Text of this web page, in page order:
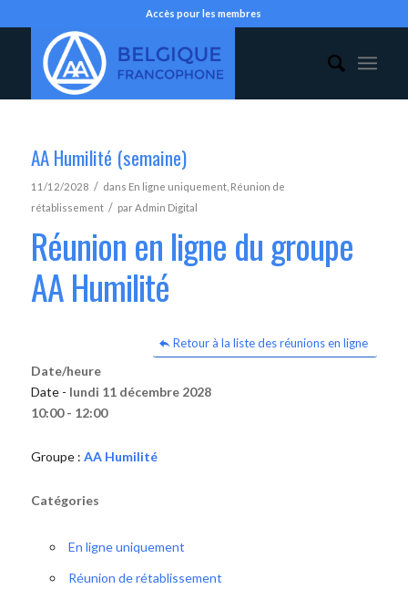
Accès pour les membres
AA Humilité (semaine)
11/12/2028 / dans En ligne uniquement, Réunion de
rétablissement / parAdmin Digital
Réunion en ligne du groupe
AA Humilité
Retour à la liste des réunions en ligne
Date/heure
Date - lundi 11 décembre 2028
10:00 - 12:00
Groupe : AA Humilité
Catégories
En ligne uniquement
Réunion de rétablissement